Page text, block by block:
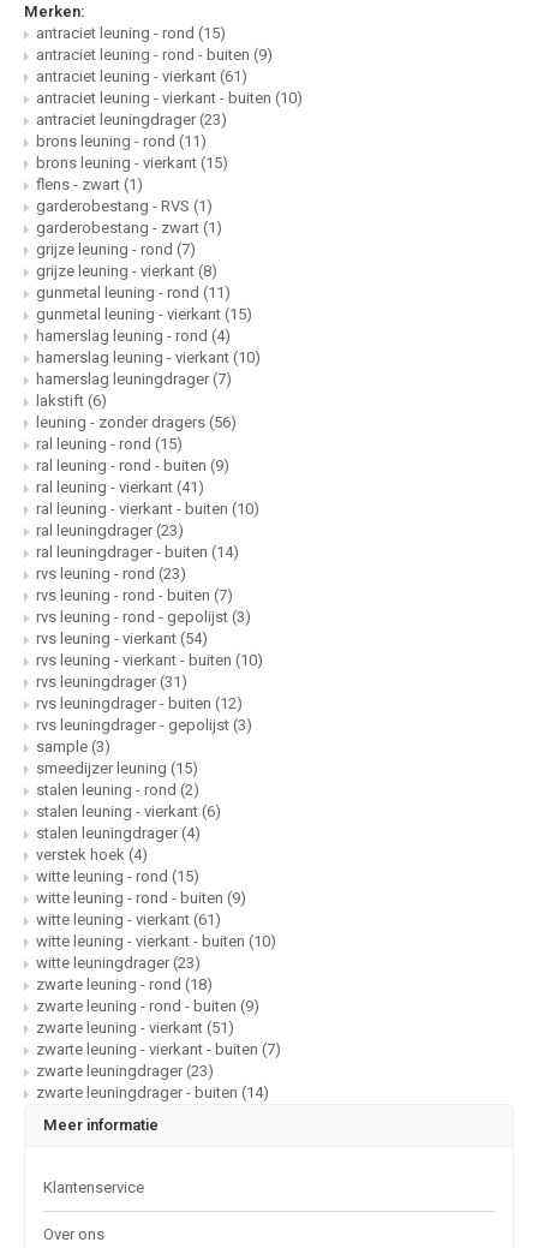
Merken:
antraciet leuning - rond (15)
antraciet leuning - rond - buiten (9)
antraciet leuning - vierkant(61)
antraciet leuning - vierkant - buiten (10)
antraciet leuningdrager(23)
brons leuning - rond (11)
brons leuning - vierkant(15)
flens - zwart(1)
garderobestang - RVS (1)
garderobestang - zwart(1)
grijze leuning - rond (7)
grijze leuning - vierkant(8)
gunmetal leuning - rond (11)
gunmetal leuning - vierkant(15)
hamerslag leuning - rond (4)
hamerslag leuning - vierkant(10)
hamerslag leuningdrager(7)
lakstift(6)
leuning - zonder dragers(56)
ral leuning - rond (15)
ral leuning - rond - buiten (9)
ral leuning - vierkant(41)
ral leuning - vierkant - buiten (10)
ral leuningdrager(23)
ral leuningdrager - buiten (14)
rvs leuning - rond (23)
rvs leuning - rond - buiten (7)
rvs leuning - rond - gepolijst(3)
rvs leuning - vierkant(54)
rvs leuning - vierkant - buiten (10)
rvs leuningdrager(31)
rvs leuningdrager - buiten (12)
rvs leuningdrager - gepolijst(3)
sample(3)
smeedijzer leuning (15)
stalen leuning - rond (2)
stalen leuning - vierkant(6)
stalen leuningdrager(4)
verstek hoek(4)
witte leuning - rond (15)
witte leuning - rond - buiten (9)
witte leuning - vierkant(61)
witte leuning - vierkant - buiten (10)
witte leuningdrager(23)
zwarte leuning - rond (18)
zwarte leuning - rond - buiten (9)
zwarte leuning - vierkant(51)
zwarte leuning - vierkant - buiten (7)
zwarte leuningdrager(23)
zwarte leuningdrager - buiten (14)
Meer informatie
Klantenservice
Over ons